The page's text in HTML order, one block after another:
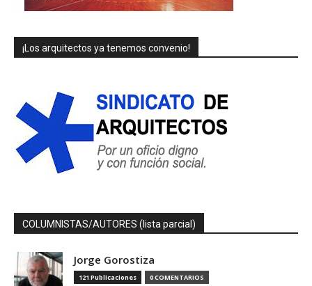
¡Los arquitectos ya tenemos convenio!
COLUMNISTAS/AUTORES (lista parcial)
Jorge Gorostiza
121 Publicaciones 0 COMENTARIOS